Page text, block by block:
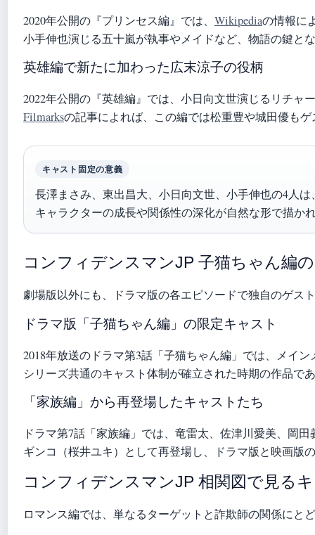
2020年公開の『プリンセス編』では、 Wikipediaの情報に
小手伸也演じる五十嵐が執事やメイドなど、物語の鍵と
英雄編で新たに加わった広末涼子の役柄
2022年公開の『英雄編』では、小日向文世演じるリチ
Filmarksの記事によれば、この編では松重豊や城田優も
キャスト固定の意義
長澤まさみ、東出昌大、小日向文世、小手伸也の4人
キャラクターの成長や関係性の深化が自然な形で描か
コンフィデンスマンJP 子猫ちゃん編
劇場版以外にも、ドラマ版の各エピソードで独自のゲス
ドラマ版「子猫ちゃん編」の限定キャスト
2018年放送のドラマ第3話「子猫ちゃん編」では、メイ
シリーズ共通のキャスト体制が確立された時期の作品で
「家族編」から再登場したキャストたち
ドラマ第7話「家族編」では、竜雷太、佐津川愛美、岡
ギンコ（桜井ユキ）として再登場し、ドラマ版と映画版
コンフィデンスマンJP 相関図で見る
ロマンス編では、単なるターゲットと詐欺師の関係にと